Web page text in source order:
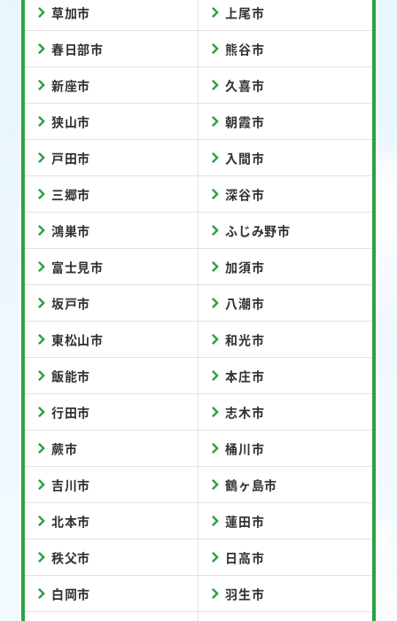
草加市 上尾市
春日部市 熊谷市
新座市 久喜市
狭山市 朝霞市
戸田市 入間市
三郷市 深谷市
鴻巣市 ふじみ野市
富士見市 加須市
坂戸市 八潮市
東松山市 和光市
飯能市 本庄市
行田市 志木市
蕨市 桶川市
吉川市 鶴ヶ島市
北本市 蓮田市
秩父市 日高市
白岡市 羽生市